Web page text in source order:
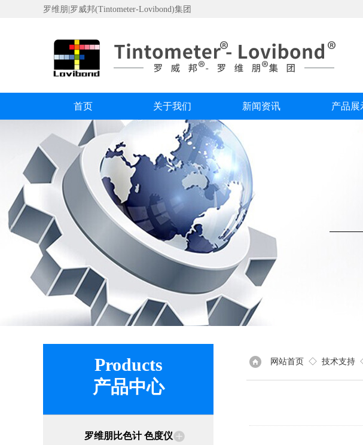
罗维朋|罗威邦(Tintometer-Lovibond)集团
首页 关于我们 新闻资讯 产品展
Products
产品中心
罗维朋比色计 色度仪
网站首页 ◇ 技术支持